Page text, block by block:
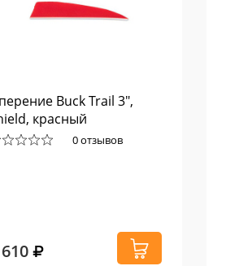
Buck Trail 3",
красный
0 отзывов